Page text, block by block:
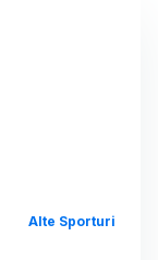
Alte Sporturi